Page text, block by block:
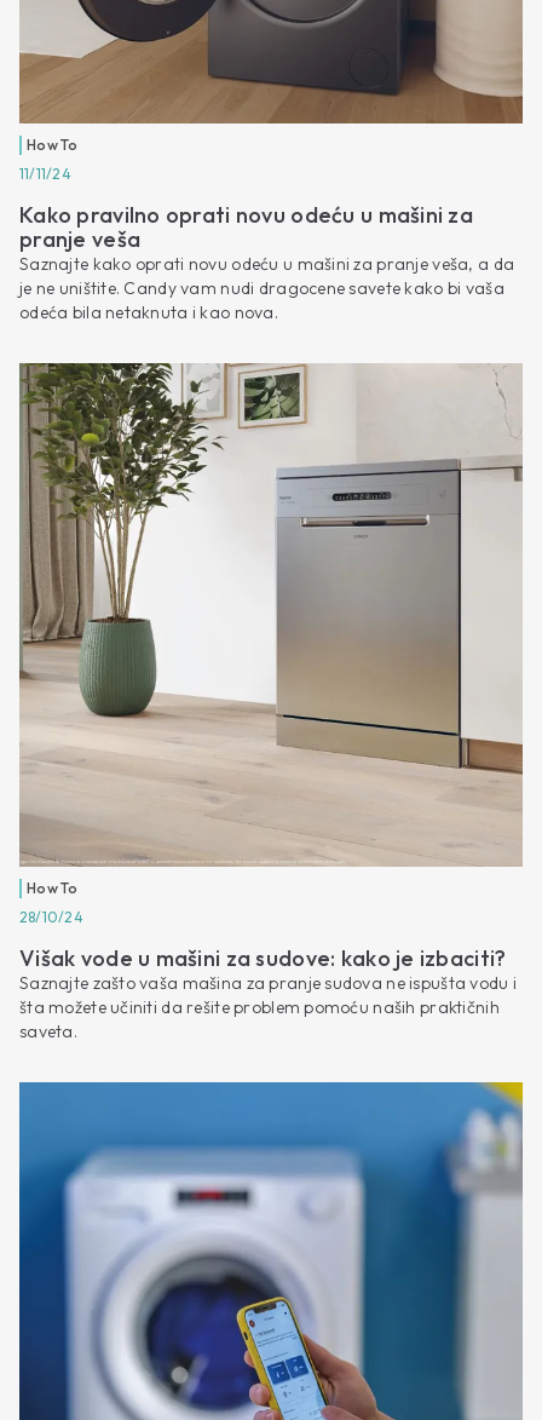
How To
11/11/24
Kako pravilno oprati novu odeću u mašini za
pranje veša
Saznajte kako oprati novu odeću u mašini za pranje veša, a da
je ne uništite. Candy vam nudi dragocene savete kako bi vaša
odeća bila netaknuta i kao nova.
How To
28/10/24
Višak vode u mašini za sudove: kako je izbaciti?
Saznajte zašto vaša mašina za pranje sudova ne ispušta vodu i
šta možete učiniti da rešite problem pomoću naših praktičnih
saveta.